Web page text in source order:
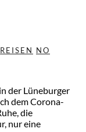
REISEN NO
der Lüneburger
dem Corona-
die
nur eine